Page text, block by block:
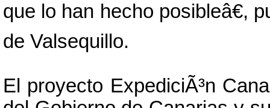
que lo han hecho posibleâ€,
de Valsequillo.
El proyecto ExpediciÃ³n